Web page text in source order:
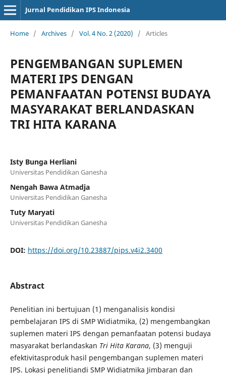
Jurnal Pendidikan IPS Indonesia
Home / Archives / Vol. 4 No. 2 (2020) / Articles
PENGEMBANGAN SUPLEMEN
MATERI IPS DENGAN
PEMANFAATAN POTENSI BUDAYA
MASYARAKAT BERLANDASKAN
TRI HITA KARANA
Isty Bunga Herliani
Universitas Pendidikan Ganesha
Nengah Bawa Atmadja
Universitas Pendidikan Ganesha
Tuty Maryati
Universitas Pendidikan Ganesha
DOI: https://doi.org/10.23887/pips.v4i2.3400
Abstract
Penelitian ini bertujuan (1) menganalisis kondisi
pembelajaran IPS di SMP Widiatmika, (2) mengembangkan
suplemen materi IPS dengan pemanfaatan potensi budaya
masyarakat berlandaskan Tri Hita Karana, (3) menguji
efektivitasproduk hasil pengembangan suplemen materi
IPS. Lokasi penelitiandi SMP Widiatmika Jimbaran dan